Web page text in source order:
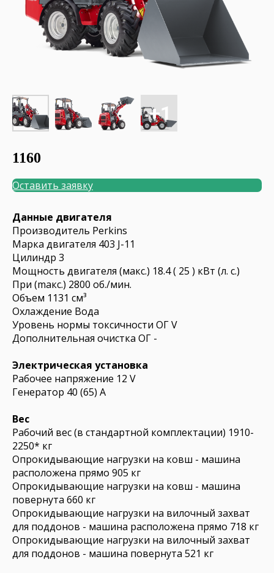
1160
Оставить заявку
Данные двигателя
Производитель Perkins
Марка двигателя 403 J-11
Цилиндр 3
Мощность двигателя (макс.) 18.4 ( 25 ) кВт (л. с.)
При (mакс.) 2800 об./мин.
Объем 1131 см³
Охлаждение Вода
Уровень нормы токсичности ОГ V
Дополнительная очистка ОГ -
Электрическая установка
Рабочее напряжение 12 V
Генератор 40 (65) A
Вес
Рабочий вес (в стандартной комплектации) 1910-
2250* кг
Опрокидывающие нагрузки на ковш - машина
расположена прямо 905 кг
Опрокидывающие нагрузки на ковш - машина
повернута 660 кг
Опрокидывающие нагрузки на вилочный захват
для поддонов - машина расположена прямо 718 кг
Опрокидывающие нагрузки на вилочный захват
для поддонов - машина повернута 521 кг